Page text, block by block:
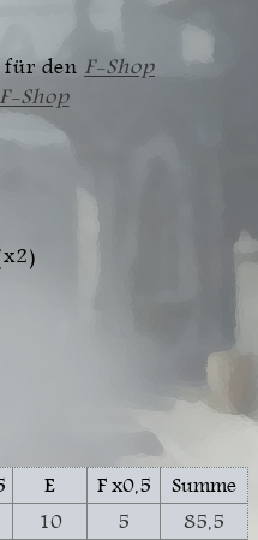
den F-Shop
F-Shop
E F x0,5
Summe
10 5
85,5